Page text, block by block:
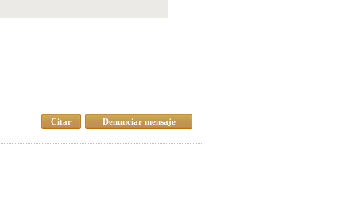
Denunciar mensaje
Citar